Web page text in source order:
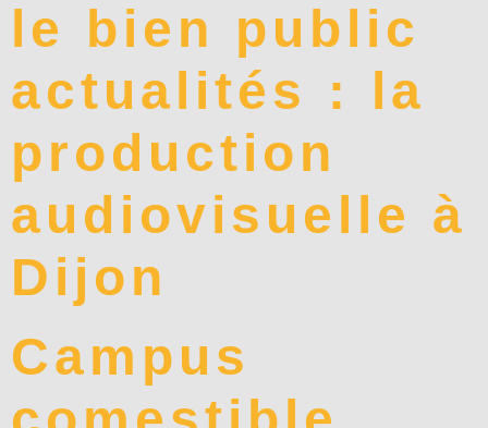
le bien public
actualités : la
production
audiovisuelle à
Dijon
Campus